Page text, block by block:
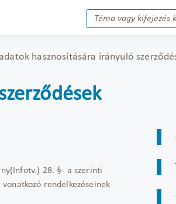
hasznosítására irányuló
28. §- a szerinti
rendelkezéseinek